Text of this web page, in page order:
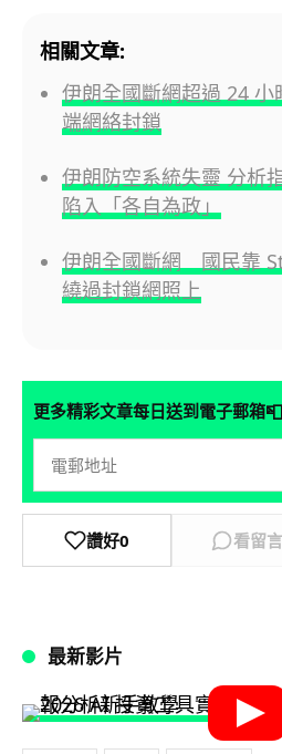
相關文章:
伊朗全國斷網超過 24
端網絡封鎖
伊朗防空系統失靈 分析
陷入「各自為政」
伊朗全國斷網 國民靠
繞過封鎖網照上
更多精彩文章每日送到電子郵箱📮
讚好0 看留言
最新影片